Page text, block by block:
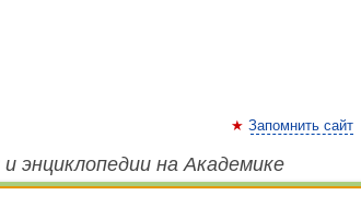
Запомнить сайт
энциклопедии на Академике